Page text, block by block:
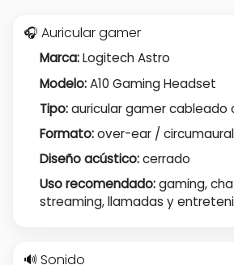
🎧 Auricular gamer
Marca:Logitech Astro
Modelo:A10 Gaming Headset
Tipo:auricular gamer cableado
Formato:over-ear / circumaural
Diseño acústico:cerrado
Uso recomendado:gaming,
streaming, llamadas y
🔊 Sonido